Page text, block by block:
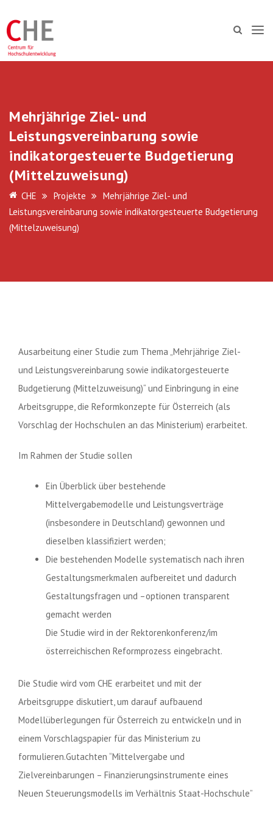
Mehrjährige Ziel- und
Leistungsvereinbarung sowie
indikatorgesteuerte Budgetierung
(Mittelzuweisung)
CHE Projekte
Mehrjährige Ziel- und
Leistungsvereinbarung sowie indikatorgesteuerte Budgetierung
(Mittelzuweisung)
Ausarbeitung einer Studie zum Thema „Mehrjährige Ziel-
und Leistungsvereinbarung sowie indikatorgesteuerte
Budgetierung (Mittelzuweisung)“ und Einbringung in eine
Arbeitsgruppe, die Reformkonzepte für Österreich (als
Vorschlag der Hochschulen an das Ministerium) erarbeitet.
Im Rahmen der Studie sollen
Ein Überblick über bestehende
Mittelvergabemodelle und Leistungsverträge
(insbesondere in Deutschland) gewonnen und
dieselben klassifiziert werden;
Die bestehenden Modelle systematisch nach ihren
Gestaltungsmerkmalen aufbereitet und dadurch
Gestaltungsfragen und –optionen transparent
gemacht werden
Die Studie wird in der Rektorenkonferenz/im
österreichischen Reformprozess eingebracht.
Die Studie wird vom CHE erarbeitet und mit der
Arbeitsgruppe diskutiert, um darauf aufbauend
Modellüberlegungen für Österreich zu entwickeln und in
einem Vorschlagspapier für das Ministerium zu
formulieren.Gutachten “Mittelvergabe und
Zielvereinbarungen – Finanzierungsinstrumente eines
Neuen Steuerungsmodells im Verhältnis Staat-Hochschule”